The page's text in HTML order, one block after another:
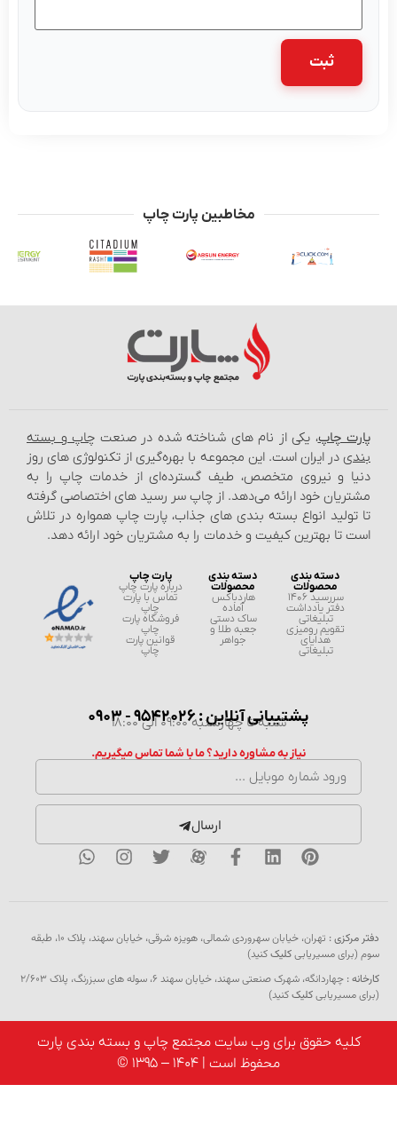
مخاطبین پارت چاپ
پارت چاپ، یکی از نام‌ های شناخته شده در صنعتچاپ و بسته‌
بندیدر ایران است. این مجموعه با بهره‌گیری از تکنولوژی‌ های روز
دنیا و نیروی متخصص، طیف گسترده‌ای از خدمات چاپ را به
مشتریان خود ارائه می‌دهد. از چاپ سر رسید های اختصاصی گرفته
تا تولید انواع بسته‌ بندی‌ های جذاب، پارت چاپ همواره در تلاش
است تا بهترین کیفیت و خدمات را به مشتریان خود ارائه دهد.
دسته بندی
محصولات
سررسید 1406
دفتر یادداشت
تبلیغاتی
تقویم رومیزی
هدایای
تبلیغاتی
دسته بندی
محصولات
هاردباکس
آماده
ساک دستی
جعبه طلا و
جواهر
پارت چاپ
درباره پارت چاپ
تماس با پارت
چاپ
فروشگاه پارت
چاپ
قوانین پارت
چاپ
پشتیبانی آنلاین : 9542026 - 0903
شنبه تا چهارشنبه 09:00 الی 18:00
نیاز به مشاوره دارید؟ ما با شما تماس میگیریم.
ارسال
دفتر مرکزی :
تهران، خیابان سهروردی شمالی، هویزه شرقی، خیابان سهند، پلاک ۱۰، طبقه
سوم (برای مسیریابیکلیککنید)
کارخانه :
چهاردانگه، شهرک صنعتی سهند، خیابان سهند 6، سوله های سبزرنگ، پلاک 2/603
(برای مسیریابیکلیککنید)
کلیه حقوق برای وب سایت مجتمع چاپ و بسته بندی پارت
محفوظ است | 1404 – 1395 ©